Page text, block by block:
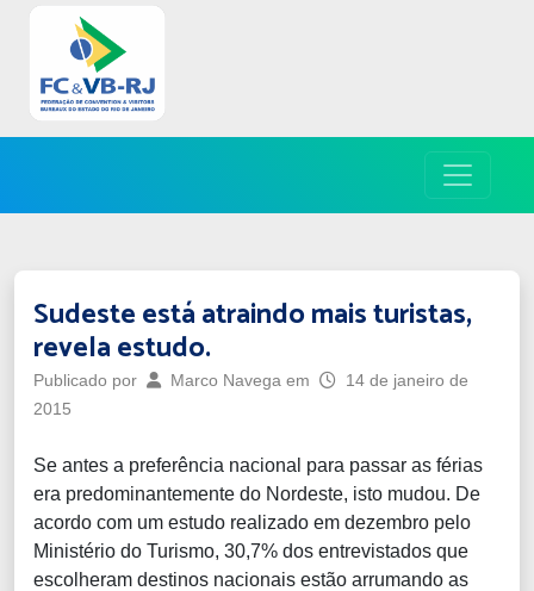
Sudeste está atraindo mais turistas,
revela estudo.
Publicado por Marco Navega em
14 de janeiro de
2015
Se antes a preferência nacional para passar as férias
era predominantemente do Nordeste, isto mudou. De
acordo com um estudo realizado em dezembro pelo
Ministério do Turismo, 30,7% dos entrevistados que
escolheram destinos nacionais estão arrumando as